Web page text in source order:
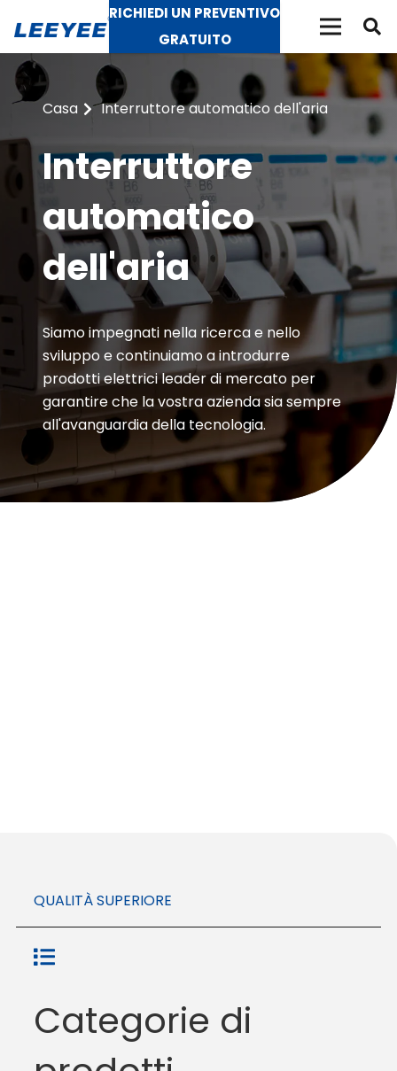
RICHIEDI UN PREVENTIVO
GRATUITO
Casa Interruttore automatico dell'aria
Interruttore
automatico
dell'aria
Siamo impegnati nella ricerca e nello
sviluppo e continuiamo a introdurre
prodotti elettrici leader di mercato per
garantire che la vostra azienda sia sempre
all'avanguardia della tecnologia.
QUALITÀ SUPERIORE
Categorie di